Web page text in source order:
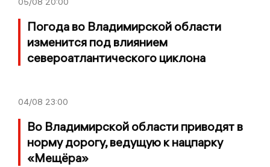
Погода во Владимирской области
изменится под влиянием
североатлантического циклона
04/08 23:00
Во Владимирской области приводят в
норму дорогу, ведущую к нацпарку
«Мещёра»